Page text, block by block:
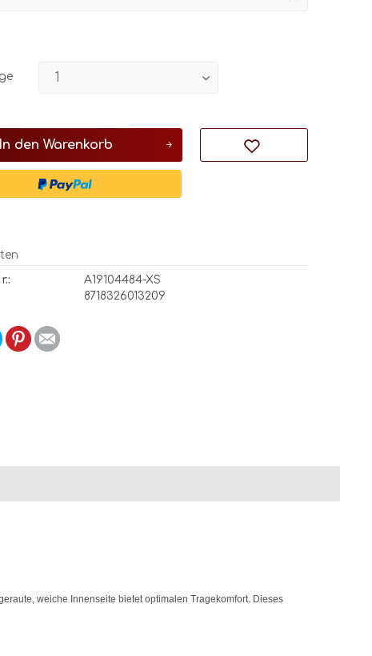
In den Warenkorb
A19104484-XS
8718326013209
weiche Innenseite bietet optimalen Tragekomfort. Dieses